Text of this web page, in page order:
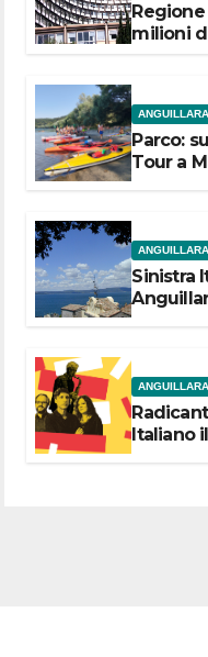
milioni
ANGUILLARA
Parco:
Tour a
ANGUILLARA
Sinistra
ANGUILLARA
Italiano